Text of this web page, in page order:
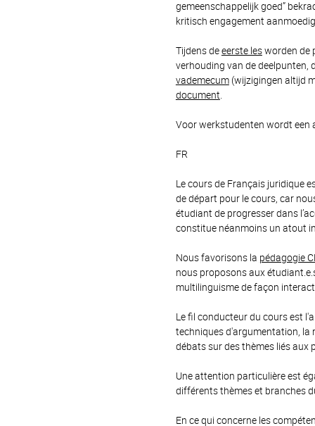
gemeenschappelijk goed”
kritisch engagement
Tijdens deeerste lesworden de
verhouding van de deelpunten,
vademecum(wijzigingen altijd
document
Voor werkstudenten wordt een
FR
Le cours de Français juridique
de départ pour le cours, car
étudiant de progresser dans
constitue néanmoins un atout
Nous favorisons la pédagogie
nous proposons aux
multilinguisme de façon
Le fil conducteur du cours est
techniques d'argumentation, la
débats sur des thèmes liés aux
Une attention particulière est
différents thèmes et branches
En ce qui concerne les